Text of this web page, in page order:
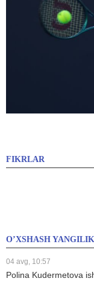
FIKRLAR
O’XSHASH
04 avg, 10:57
Polina Kudermetova